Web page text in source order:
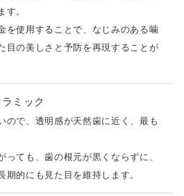
す。
を使用することで、なじみのある噛
目の美しさと予防を再現することが
ミック
ので、透明感が天然歯に近く、最も
っても、歯の根元が黒くならずに、
期的にも見た目を維持します。